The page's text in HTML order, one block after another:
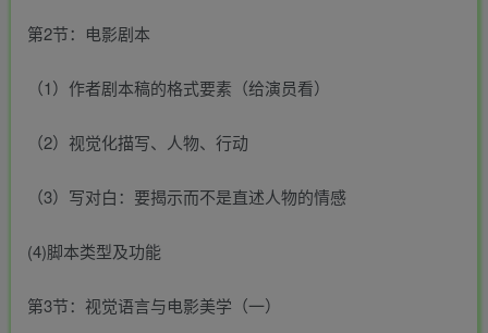
第2节：电影剧本
（1）作者剧本稿的格式要素（给演员看）
（2）视觉化描写、人物、行动
（3）写对白：要揭示而不是直述人物的情感
(4)脚本类型及功能
第3节：视觉语言与电影美学（一）